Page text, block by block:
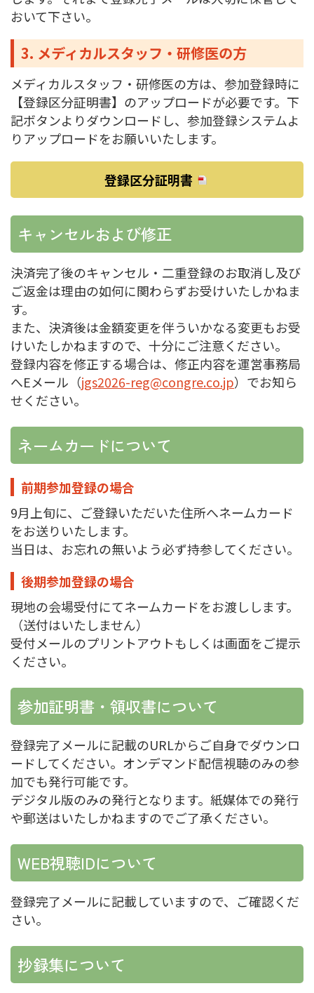
おいて下さい。
3. メディカルスタッフ・研修医の方
メディカルスタッフ・研修医の方は、参加登録時に
【登録区分証明書】のアップロードが必要です。下
記ボタンよりダウンロードし、参加登録システムよ
りアップロードをお願いいたします。
登録区分証明書
キャンセルおよび修正
決済完了後のキャンセル・二重登録のお取消し及び
ご返金は理由の如何に関わらずお受けいたしかねま
す。
また、決済後は金額変更を伴ういかなる変更もお受
けいたしかねますので、十分にご注意ください。
登録内容を修正する場合は、修正内容を運営事務局
へEメール（jgs2026-reg@congre.co.jp）でお知ら
せください。
ネームカードについて
前期参加登録の場合
9月上旬に、ご登録いただいた住所へネームカード
をお送りいたします。
当日は、お忘れの無いよう必ず持参してください。
後期参加登録の場合
現地の会場受付にてネームカードをお渡しします。
（送付はいたしません）
受付メールのプリントアウトもしくは画面をご提示
ください。
参加証明書・領収書について
登録完了メールに記載のURLからご自身でダウンロ
ードしてください。オンデマンド配信視聴のみの参
加でも発行可能です。
デジタル版のみの発行となります。紙媒体での発行
や郵送はいたしかねますのでご了承ください。
WEB視聴IDについて
登録完了メールに記載していますので、ご確認くだ
さい。
抄録集について